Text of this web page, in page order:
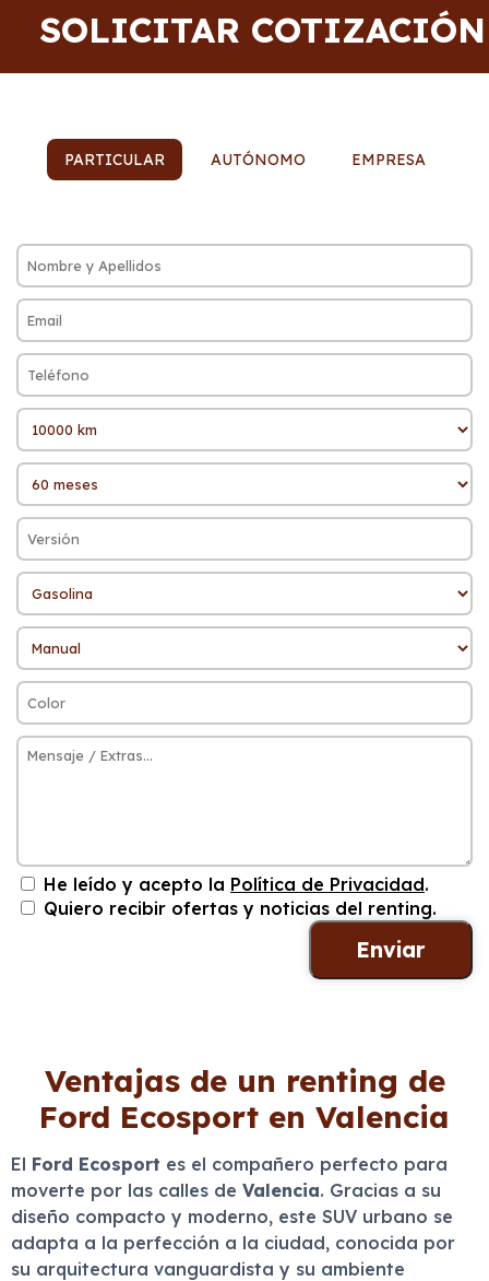
SOLICITAR COTIZACIÓN
PARTICULAR AUTÓNOMO EMPRESA
He leído y acepto la Política de Privacidad.
Quiero recibir ofertas y noticias del renting.
Ventajas de un renting de
Ford Ecosport en Valencia
El Ford Ecosport es el compañero perfecto para
moverte por las calles de Valencia. Gracias a su
diseño compacto y moderno, este SUV urbano se
adapta a la perfección a la ciudad, conocida por
su arquitectura vanguardista y su ambiente